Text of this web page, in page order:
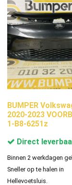
BUMPER
2020-2023
1-B8-6251z
Direct
Binnen 2 werkdagen
Sneller op te halen in
Hellevoetsluis.